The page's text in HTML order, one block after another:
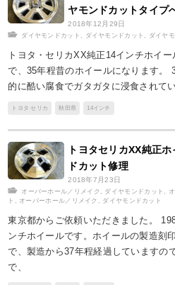
ヤモンドカットタイプ
2018年12月29日
ダイヤモンドカット , ダイヤモンドカット , ダイヤ
トヨタ・セリカXX純正14インチホイ
で、35年程昔のホイールになります。
的に酷い腐食でガタガタに浸食されて
トヨタ セリカ 秋田県 14インチ
トヨタセリカXX純正
ドカット修理
2018年7月23日
オーバーホール／リメイク , ダイヤモンドカット ,
ト , オーバーホール／リメイク , ダイヤモンドカット
東京都からご依頼いただきました。
ンチホイールです。ホイールの製造刻
で、製造から37年程経過していますの
で、